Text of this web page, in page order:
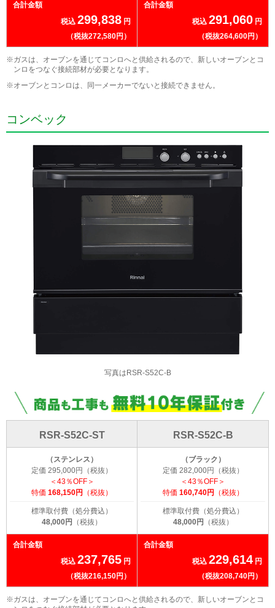
合計金額
税込 299,838 円
（税抜272,580円）
合計金額
税込 291,060 円
（税抜264,600円）
※ガスは、オーブンを通じてコンロへと供給されるので、新しいオーブンとコ
ンロをつなぐ接続部材が必要となります。
※オーブンとコンロは、同一メーカーでないと接続できません。
コンベック
写真はRSR-S52C-B
RSR-S52C-ST RSR-S52C-B
（ステンレス）
定価 295,000円（税抜）
＜43％OFF＞
特価 168,150円 （税抜）
標準取付費（処分費込）
48,000円
（税抜）
（ブラック）
定価 282,000円（税抜）
＜43％OFF＞
特価 160,740円 （税抜）
標準取付費（処分費込）
48,000円
（税抜）
合計金額
税込 237,765 円
（税抜216,150円）
合計金額
税込 229,614 円
（税抜208,740円）
※ガスは、オーブンを通じてコンロへと供給されるので、新しいオーブンとコ